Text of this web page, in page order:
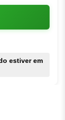
estiver em